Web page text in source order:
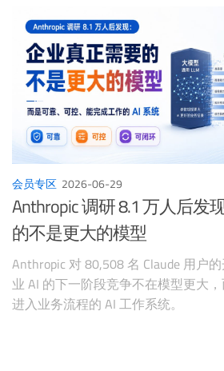
会员专区 2026-06-29
Anthropic 调研 8.1 万人后发
的不是更大的模型
Anthropic 对 80,508 名 Claude 用户
业 AI 的下一阶段竞争不在模型更大
进入业务流程的 AI 工作系统。